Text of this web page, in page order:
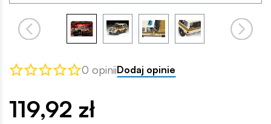
0 opiniiDodaj opinie
119,92 zł